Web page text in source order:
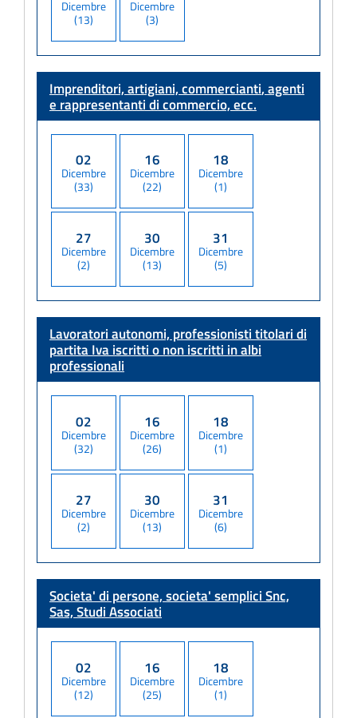
Dicembre
(13)
Dicembre
(3)
Imprenditori, artigiani, commercianti, agenti
e rappresentanti di commercio, ecc.
02
Dicembre
(33)
16
Dicembre
(22)
18
Dicembre
(1)
27
Dicembre
(2)
30
Dicembre
(13)
31
Dicembre
(5)
Lavoratori autonomi, professionisti titolari di
partita Ivaiscritti o non iscritti in albi
professionali
02
Dicembre
(32)
16
Dicembre
(26)
18
Dicembre
(1)
27
Dicembre
(2)
30
Dicembre
(13)
31
Dicembre
(6)
Societa' di persone, societa' sempliciSnc,
Sas, Studi Associati
02
Dicembre
(12)
16
Dicembre
(25)
18
Dicembre
(1)